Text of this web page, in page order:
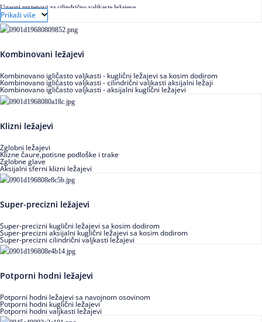
Ugaoni prstenovi za cilindrično valjkaste ležajeve
Prikaži više
Kombinovani ležajevi
Kombinovano igličasto valjkasti - kuglični ležajevi sa kosim dodirom
Kombinovano igličasto valjkasti - cilindrični valjkasti aksijalni ležaji
Kombinovano igličasto valjkasti - aksijalni kuglični ležajevi
Klizni ležajevi
Zglobni ležajevi
Klizne čaure,potisne podloške i trake
Zglobne glave
Aksijalni sferni klizni ležajevi
Super-precizni ležajevi
Super-precizni kuglični ležajevi sa kosim dodirom
Super-precizni aksijalni kuglični ležajevi sa kosim dodirom
Super-precizni cilindrični valjkasti ležajevi
Potporni hodni ležajevi
Potporni hodni ležajevi sa navojnom osovinom
Potporni hodni kuglični ležajevi
Potporni hodni valjkasti ležajevi